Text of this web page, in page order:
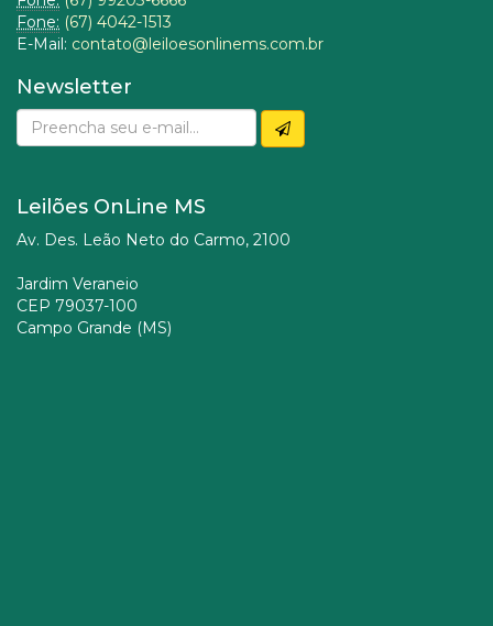
Fone: (67) 4042-1513
E-Mail: contato@leiloesonlinems.com.br
Newsletter
Leilões OnLine MS
Av. Des. Leão Neto do Carmo, 2100
Jardim Veraneio
CEP 79037-100
Campo Grande (MS)